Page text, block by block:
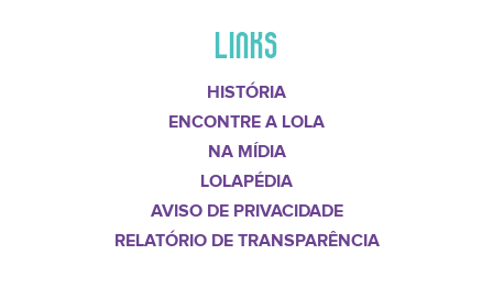
LINKS
HISTÓRIA
ENCONTRE A LOLA
NA MÍDIA
LOLAPÉDIA
AVISO DE PRIVACIDADE
RELATÓRIO DE TRANSPARÊNCIA